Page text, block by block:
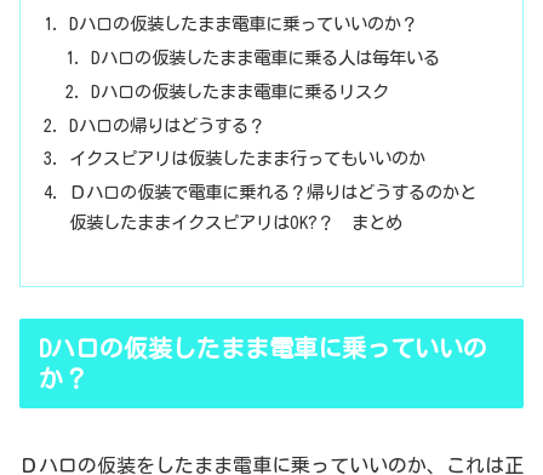
Dハロの仮装したまま電車に乗っていいのか？
Dハロの仮装したまま電車に乗る人は毎年いる
Dハロの仮装したまま電車に乗るリスク
Dハロの帰りはどうする？
イクスピアリは仮装したまま行ってもいいのか
Ｄハロの仮装で電車に乗れる？帰りはどうするのかと
仮装したままイクスピアリはOK?？ まとめ
Dハロの仮装したまま電車に乗っていいの
か？
Ｄハロの仮装をしたまま電車に乗っていいのか、これは正